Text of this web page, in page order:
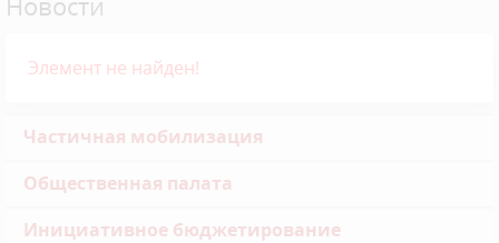
Элемент не найден!
Частичная мобилизация
Общественная палата
Инициативное бюджетирование